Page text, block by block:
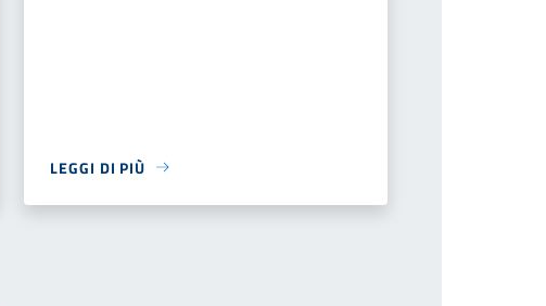
LEGGI DI PIÙ